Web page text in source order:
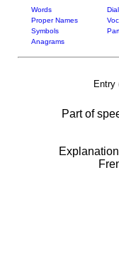
Words
Proper Names
Symbols
Anagrams
Entry
Part of